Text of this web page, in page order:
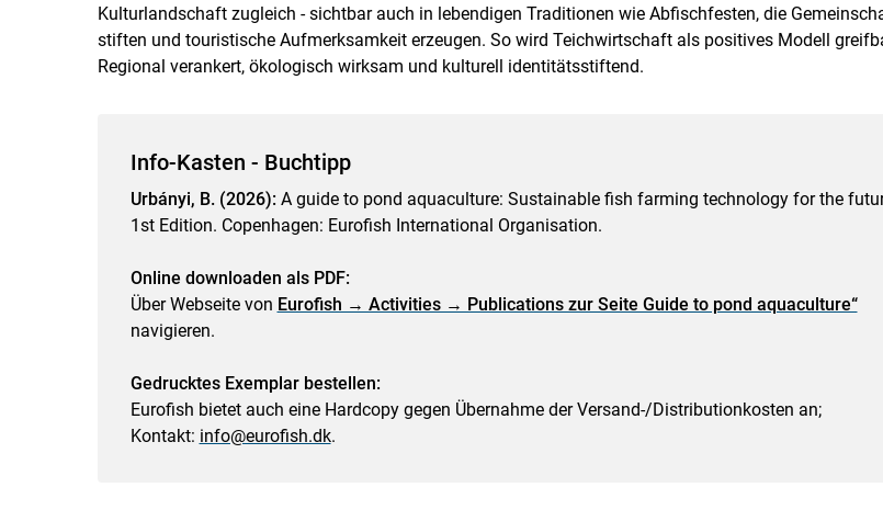
Kulturlandschaft zugleich - sichtbar auch in lebendigen Traditionen wie Abfischfesten, die
stiften und touristische Aufmerksamkeit erzeugen. So wird Teichwirtschaft als positives Modell
Regional verankert, ökologisch wirksam und kulturell identitätsstiftend.
Info-Kasten - Buchtipp
Urbányi, B. (2026): A guide to pond aquaculture: Sustainable fish farming technology for the
1st Edition. Copenhagen: Eurofish International Organisation.
Online downloaden als PDF:
Über Webseite von Eurofish → Activities → Publications zur Seite Guide to pond aquaculture“
navigieren.
Gedrucktes Exemplar bestellen:
Eurofish bietet auch eine Hardcopy gegen Übernahme der Versand-/Distributionkosten an;
Kontakt: info@eurofish.dk.